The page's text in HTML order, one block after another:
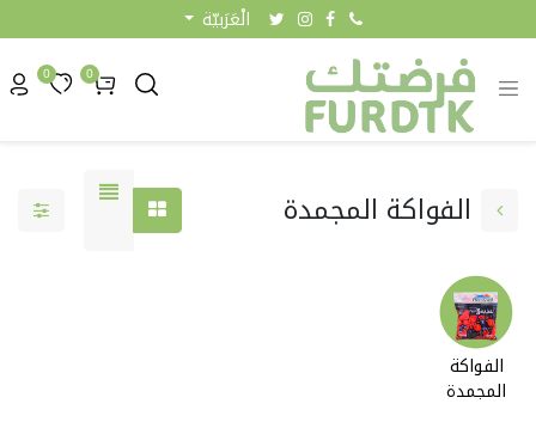
الْعَرَبيّة
0
0
الفواكة المجمدة
الفواكة
المجمدة